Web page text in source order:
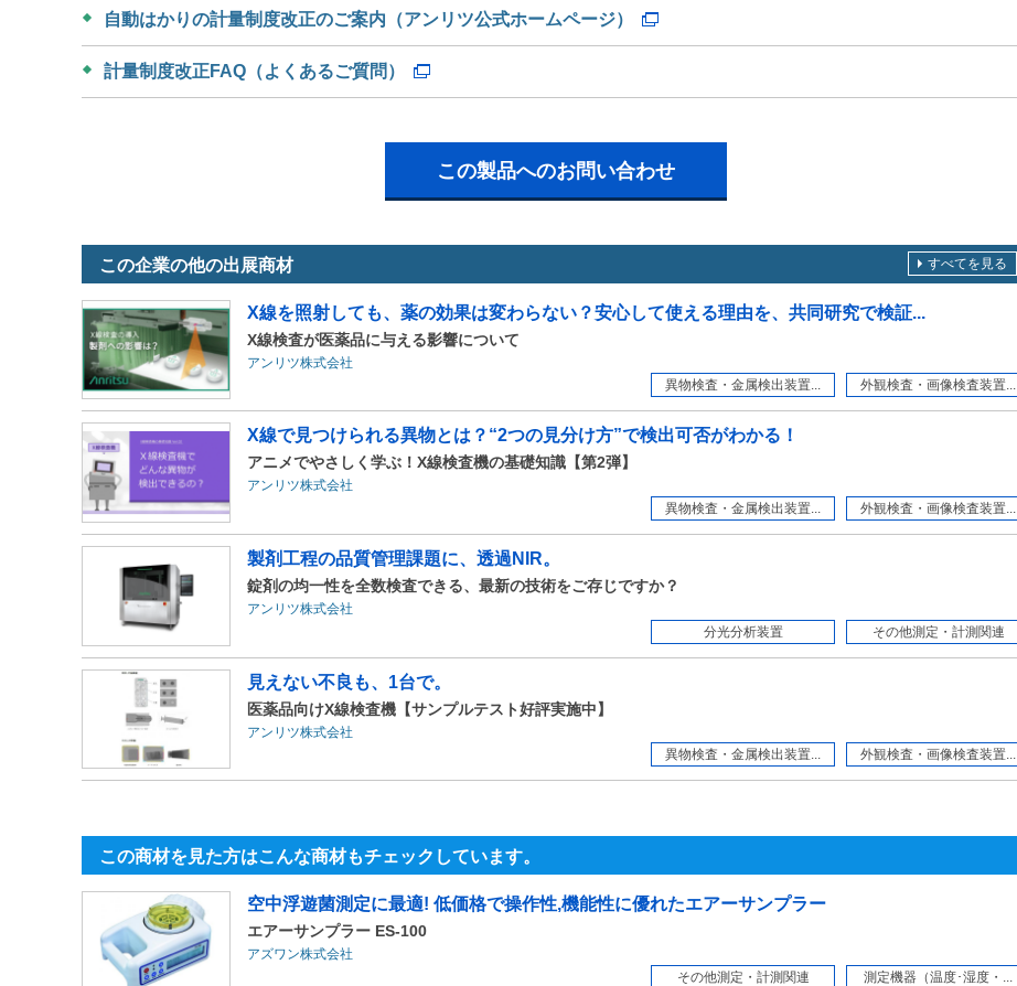
自動はかりの計量制度改正のご案内（アンリツ公式ホームページ）
計量制度改正FAQ（よくあるご質問）
この製品へのお問い合わせ
この企業の他の出展商材
X線を照射しても、薬の効果は変わらない？安心して使える理由を、共同研究で検証...
X線検査が医薬品に与える影響について
アンリツ株式会社
異物検査・金属検出装置...
外観検査・画像検査装置...
X線で見つけられる異物とは？“2つの見分け方”で検出可否がわかる！
アニメでやさしく学ぶ！X線検査機の基礎知識【第2弾】
アンリツ株式会社
異物検査・金属検出装置...
外観検査・画像検査装置...
製剤工程の品質管理課題に、透過NIR。
錠剤の均一性を全数検査できる、最新の技術をご存じですか？
アンリツ株式会社
分光分析装置
その他測定・計測関連
見えない不良も、1台で。
医薬品向けX線検査機【サンプルテスト好評実施中】
アンリツ株式会社
異物検査・金属検出装置...
外観検査・画像検査装置...
すべてを見る
この商材を見た方はこんな商材もチェックしています。
空中浮遊菌測定に最適! 低価格で操作性,機能性に優れたエアーサンプラー
エアーサンプラー ES-100
アズワン株式会社
その他測定・計測関連
測定機器（温度･湿度・...